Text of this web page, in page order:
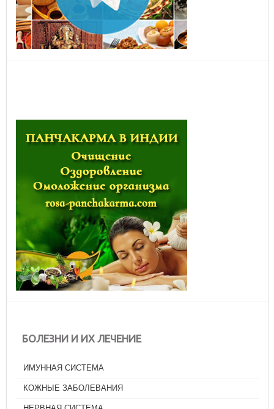
БОЛЕЗНИ И ИХ ЛЕЧЕНИЕ
ИМУННАЯ СИСТЕМА
КОЖНЫЕ ЗАБОЛЕВАНИЯ